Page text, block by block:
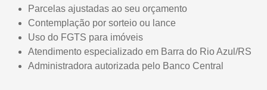
Parcelas ajustadas ao seu orçamento
Contemplação por sorteio ou lance
Uso do FGTS para imóveis
Atendimento especializado em Barra do Rio Azul/RS
Administradora autorizada pelo Banco Central